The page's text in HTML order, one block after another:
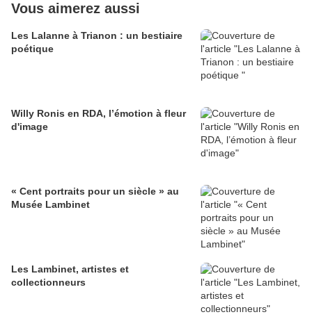
Vous aimerez aussi
Les Lalanne à Trianon : un bestiaire
poétique
Willy Ronis en RDA, l’émotion à fleur
d'image
« Cent portraits pour un siècle » au
Musée Lambinet
Les Lambinet, artistes et
collectionneurs